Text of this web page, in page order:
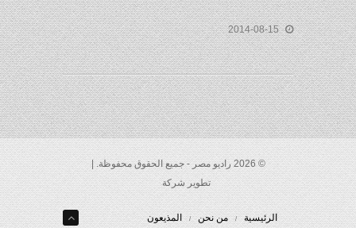
2014-08-15
© 2026 راديو مصر - جميع الحقوق محفوظة. |
تطوير شركة
الرئيسية من نحن المذيعون